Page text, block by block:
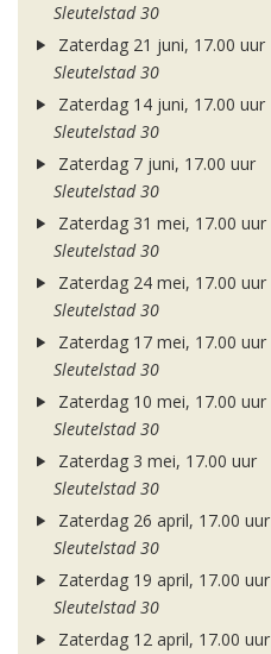
Sleutelstad 30
Zaterdag 21 juni, 17.00 uur
Sleutelstad 30
Zaterdag 14 juni, 17.00 uur
Sleutelstad 30
Zaterdag 7 juni, 17.00 uur
Sleutelstad 30
Zaterdag 31 mei, 17.00 uur
Sleutelstad 30
Zaterdag 24 mei, 17.00 uur
Sleutelstad 30
Zaterdag 17 mei, 17.00 uur
Sleutelstad 30
Zaterdag 10 mei, 17.00 uur
Sleutelstad 30
Zaterdag 3 mei, 17.00 uur
Sleutelstad 30
Zaterdag 26 april, 17.00 uur
Sleutelstad 30
Zaterdag 19 april, 17.00 uur
Sleutelstad 30
Zaterdag 12 april, 17.00 uur